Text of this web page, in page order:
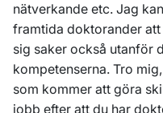
nätverkande etc. Jag
framtida doktorander
sig saker också utanför
kompetenserna. Tro
som kommer att göra
jobb efter att du har